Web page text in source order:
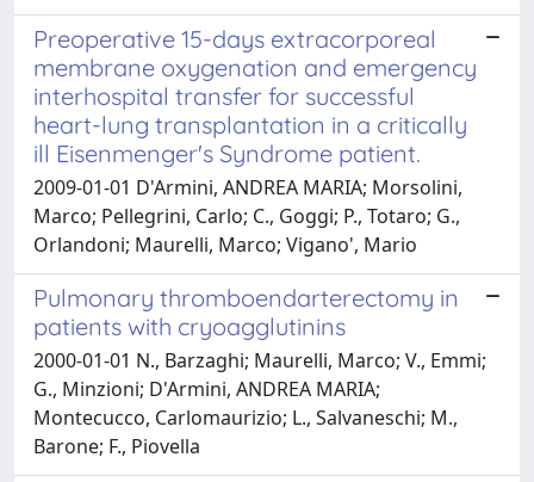
Preoperative 15-days extracorporeal
membrane oxygenation and emergency
interhospital transfer for successful
heart-lung transplantation in a critically
ill Eisenmenger's Syndrome patient.
2009-01-01 D'Armini, ANDREA MARIA; Morsolini,
Marco; Pellegrini, Carlo; C., Goggi; P., Totaro; G.,
Orlandoni; Maurelli, Marco; Vigano', Mario
Pulmonary thromboendarterectomy in
patients with cryoagglutinins
2000-01-01 N., Barzaghi; Maurelli, Marco; V., Emmi;
G., Minzioni; D'Armini, ANDREA MARIA;
Montecucco, Carlomaurizio; L., Salvaneschi; M.,
Barone; F., Piovella